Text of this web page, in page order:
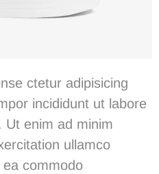
ctetur adipisicing
incididunt ut labore
Ut enim ad minim
ullamco
commodo